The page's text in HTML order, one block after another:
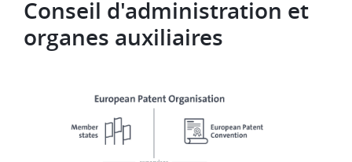
Conseil d'administration et
organes auxiliaires